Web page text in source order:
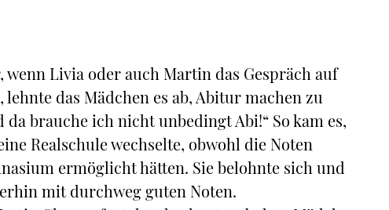
wenn Livia oder auch Martin das Gespräch auf
das Mädchen es ab, Abitur machen zu
brauche ich nicht unbedingt Abi!“ So kam es,
Realschule wechselte, obwohl die Noten
ermöglicht hätten. Sie belohnte sich und
mit durchweg guten Noten.